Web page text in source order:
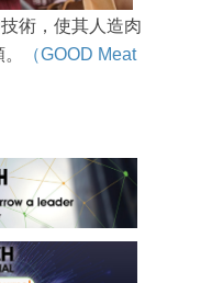
術，使其人造肉
（GOOD Meat